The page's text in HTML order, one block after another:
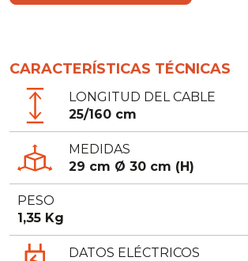
CARACTERÍSTICAS TÉCNICAS
LONGITUD DEL CABLE
25/160 cm
MEDIDAS
29 cm Ø 30 cm (H)
PESO
1,35 Kg
DATOS ELÉCTRICOS